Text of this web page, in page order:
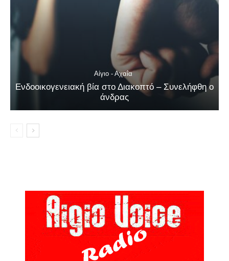
Αίγιο - Αχαΐα
Ενδοοικογενειακή βία στο Διακοπτό – Συνελήφθη ο
άνδρας